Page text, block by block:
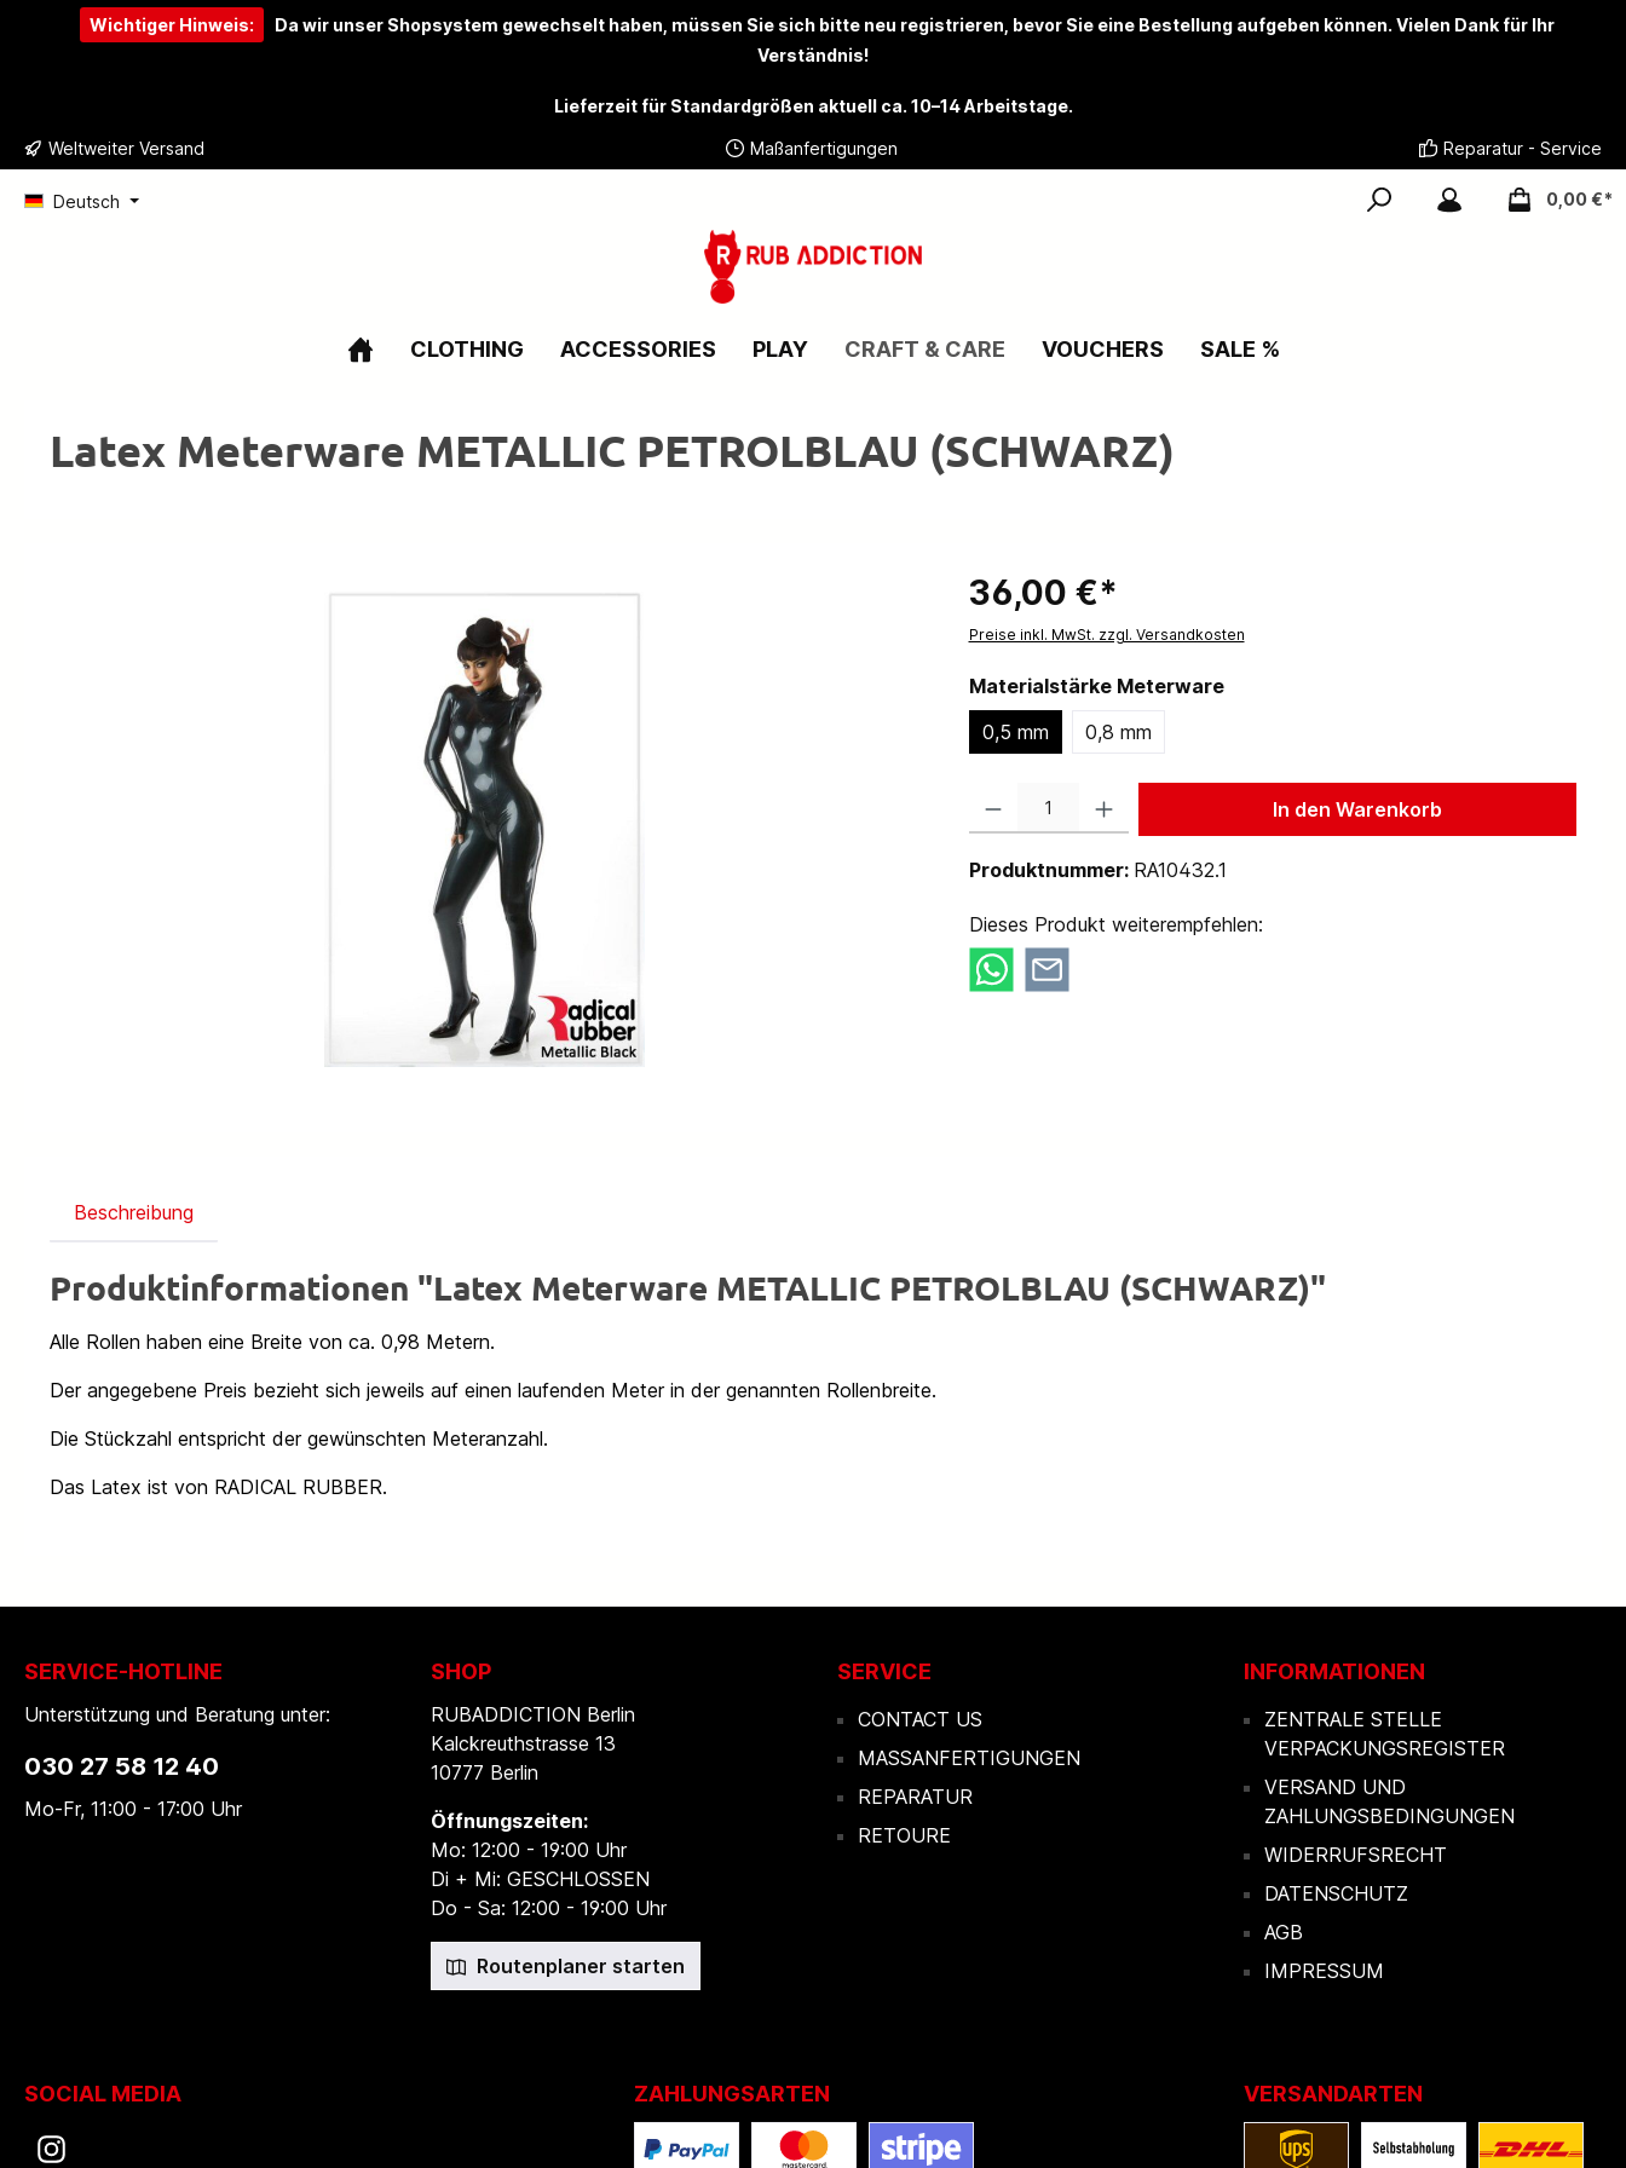
springen Zur Hauptnavigation springen
Wichtiger Hinweis: Da wir unser Shopsystem gewechselt haben, müssen Sie sich bitte neu registrieren , bevor Sie eine Bestellung aufgeben können. Vielen Dank für Ihr
Verständnis!
Lieferzeit für Standardgrößen aktuell ca. 10–14 Arbeitstage.
Weltweiter Versand Maßanfertigungen Reparatur - Service
Deutsch 0,00 €*
CLOTHING ACCESSORIES PLAY CRAFT & CARE VOUCHERS SALE %
Latex Meterware METALLIC PETROLBLAU (SCHWARZ)
36,00 €*
Preise inkl. MwSt. zzgl. Versandkosten
Materialstärke Meterware
0,5 mm
0,8 mm
In den Warenkorb
Produktnummer: RA10432.1
Dieses Produkt weiterempfehlen:
Beschreibung
Produktinformationen "Latex Meterware METALLIC PETROLBLAU (SCHWARZ)"
Alle Rollen haben eine Breite von ca. 0,98 Metern.
Der angegebene Preis bezieht sich jeweils auf einen laufenden Meter in der genannten Rollenbreite.
Die Stückzahl entspricht der gewünschten Meteranzahl.
Das Latex ist von RADICAL RUBBER.
SHOP
RUBADDICTION Berlin
Kalckreuthstrasse 13
10777 Berlin
Öffnungszeiten:
Mo: 12:00 - 19:00 Uhr
Di + Mi: GESCHLOSSEN
Do - Sa: 12:00 - 19:00 Uhr
Routenplaner starten
SERVICE
CONTACT US
MASSANFERTIGUNGEN
REPARATUR
RETOURE
INFORMATIONEN
ZENTRALE STELLE
VERPACKUNGSREGISTER
VERSAND UND
ZAHLUNGSBEDINGUNGEN
WIDERRUFSRECHT
DATENSCHUTZ
AGB
IMPRESSUM
SERVICE-HOTLINE
Unterstützung und Beratung unter:
030 27 58 12 40
Mo-Fr, 11:00 - 17:00 Uhr
SOCIAL MEDIA ZAHLUNGSARTEN VERSANDARTEN